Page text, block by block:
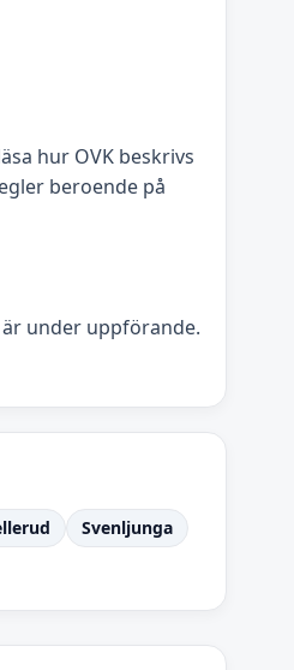
hur OVK beskrivs
beroende på
under uppförande.
Svenljunga